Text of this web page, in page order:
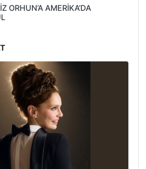
ORHUN’A AMERİKA’DA